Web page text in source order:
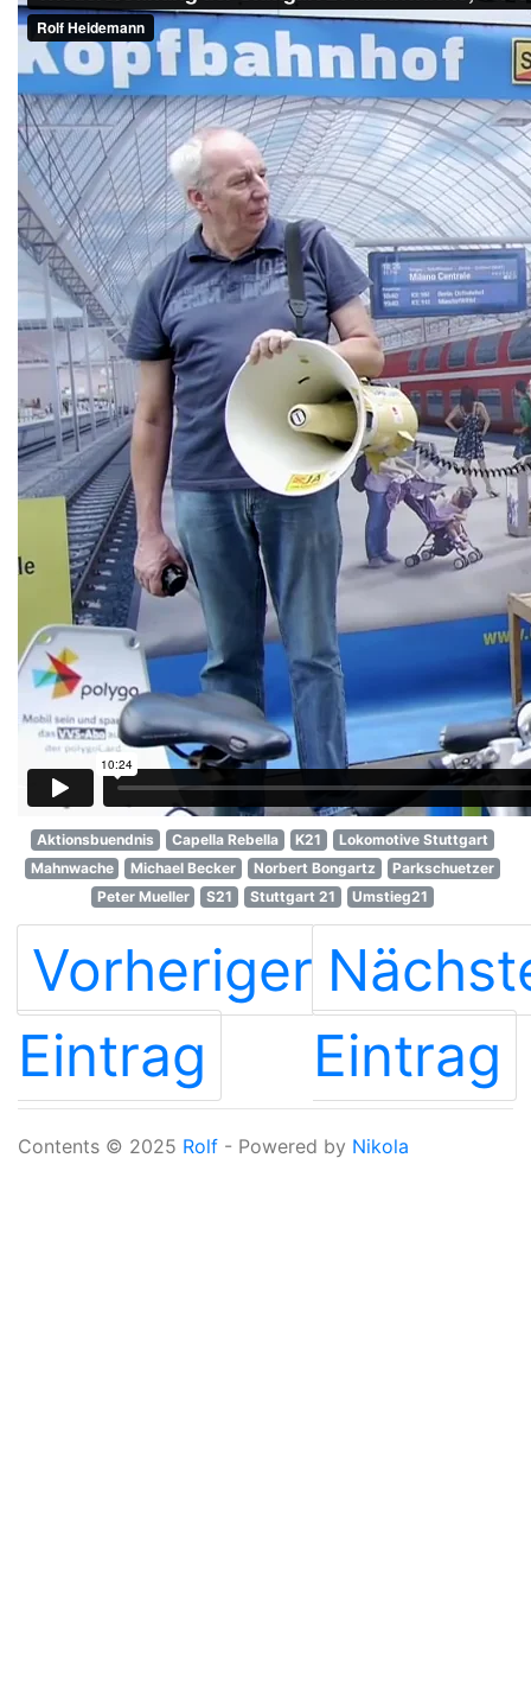
Aktionsbuendnis Capella Rebella K21
Lokomotive Stuttgart
Mahnwache
Michael Becker Norbert Bongartz
Parkschuetzer
Peter Mueller
S21 Stuttgart 21 Umstieg21
Vorheriger
Eintrag
Eintrag
Contents © 2025 Rolf - Powered by Nikola